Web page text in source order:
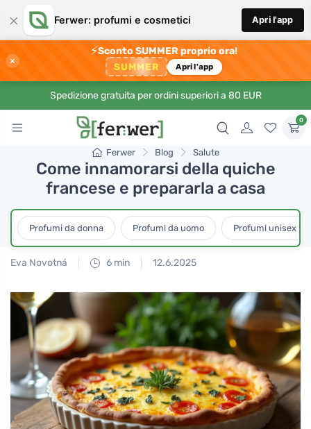
× Ferwer: profumi e cosmetici Apri l'app
×
⚡Sconto SUMMER proprio ora!
SUMMER Apri l'app
Spedizione gratuita per ordini superiori a 80 EUR
0
Ferwer Blog Salute
Come innamorarsi della quiche
francese e prepararla a casa
Profumi da donna Profumi da uomo Profumi unisex
Eva Novotná 6 min 12.6.2025